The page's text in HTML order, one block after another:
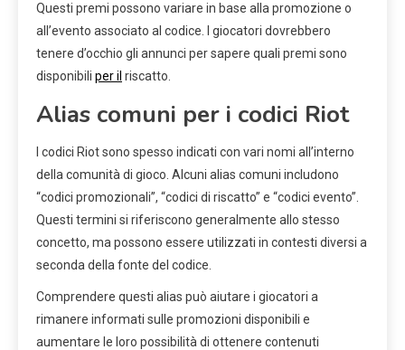
Questi premi possono variare in base alla promozione o
all’evento associato al codice. I giocatori dovrebbero
tenere d’occhio gli annunci per sapere quali premi sono
disponibili per il riscatto.
Alias comuni per i codici Riot
I codici Riot sono spesso indicati con vari nomi all’interno
della comunità di gioco. Alcuni alias comuni includono
“codici promozionali”, “codici di riscatto” e “codici evento”.
Questi termini si riferiscono generalmente allo stesso
concetto, ma possono essere utilizzati in contesti diversi a
seconda della fonte del codice.
Comprendere questi alias può aiutare i giocatori a
rimanere informati sulle promozioni disponibili e
aumentare le loro possibilità di ottenere contenuti